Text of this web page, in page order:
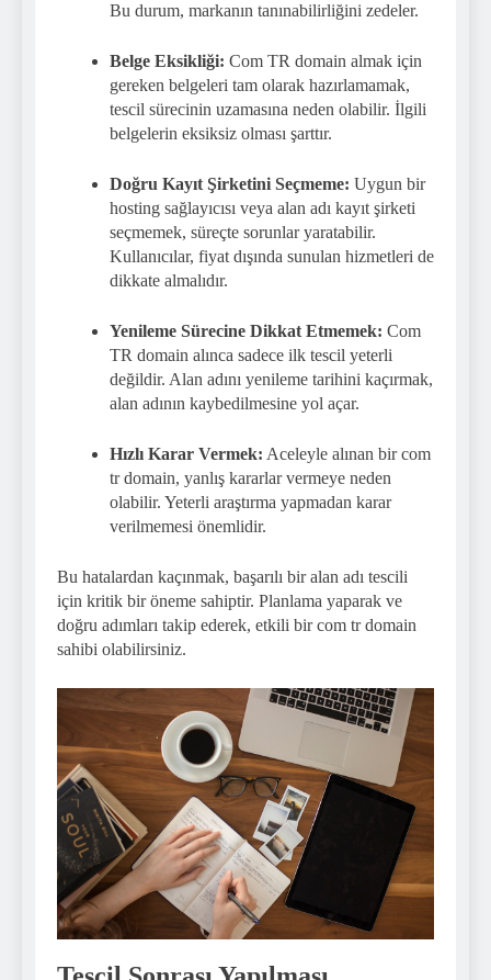
Bu durum, markanın tanınabilirliğini zedeler.
Belge Eksikliği: Com TR domain almak için
gereken belgeleri tam olarak hazırlamamak,
tescil sürecinin uzamasına neden olabilir. İlgili
belgelerin eksiksiz olması şarttır.
Doğru Kayıt Şirketini Seçmeme: Uygun bir
hosting sağlayıcısı veya alan adı kayıt şirketi
seçmemek, süreçte sorunlar yaratabilir.
Kullanıcılar, fiyat dışında sunulan hizmetleri de
dikkate almalıdır.
Yenileme Sürecine Dikkat Etmemek: Com
TR domain alınca sadece ilk tescil yeterli
değildir. Alan adını yenileme tarihini kaçırmak,
alan adının kaybedilmesine yol açar.
Hızlı Karar Vermek: Aceleyle alınan bir com
tr domain, yanlış kararlar vermeye neden
olabilir. Yeterli araştırma yapmadan karar
verilmemesi önemlidir.
Bu hatalardan kaçınmak, başarılı bir alan adı tescili
için kritik bir öneme sahiptir. Planlama yaparak ve
doğru adımları takip ederek, etkili bir com tr domain
sahibi olabilirsiniz.